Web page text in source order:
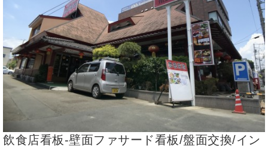
飲食店看板-壁面ファサード看板/盤面交換/イン